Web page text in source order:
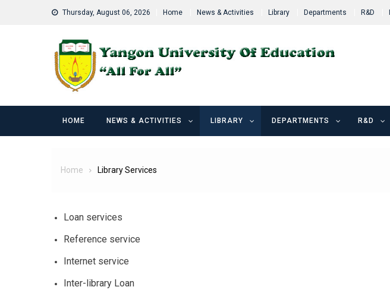
Thursday, August 06, 2026 Home News & Activities Library Departments R&D
HOME NEWS & ACTIVITIES LIBRARY DEPARTMENTS R&D
Home Library Services
Loan services
Reference service
Internet service
Inter-library Loan